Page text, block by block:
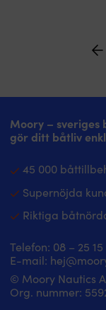
Moory – sveriges
gör ditt båtliv
45 000
Supernöjda
Riktiga
Telefon: 08 – 25
E-mail:
© Moory Nautics
Org. nummer: